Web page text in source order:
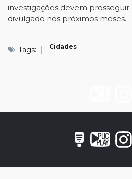
investigações devem
divulgado nos próximos meses.
Tags: Cidades